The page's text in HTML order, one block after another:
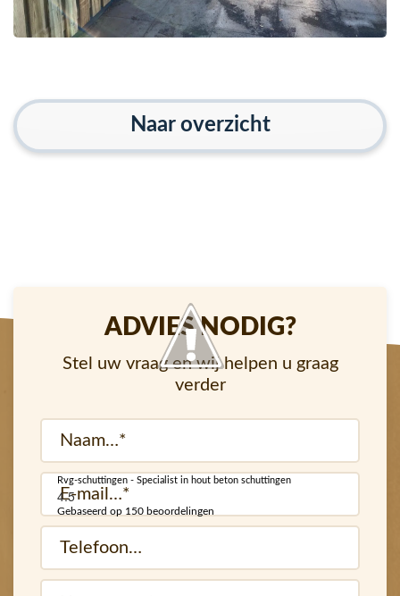
Naar overzicht
ADVIES NODIG?
Stel uw vraag en wij helpen u graag
verder
Naam
(Vereist)
mail
(Vereist)
Telefoon…
(Vereist)
Rvg-schuttingen - Specialist in hout beton schuttingen
4.5
Gebaseerd op 150 beoordelingen